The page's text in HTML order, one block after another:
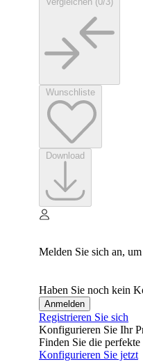
Melden Sie sich an,
Haben Sie noch kein
Anmelden
Registrieren Sie sich
Konfigurieren Sie Ihr
Finden Sie die
Konfigurieren Sie jetzt